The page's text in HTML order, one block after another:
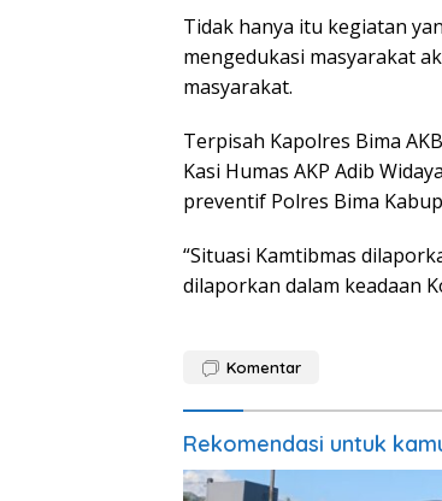
Tidak hanya itu kegiatan
mengedukasi masyarakat
masyarakat.
Terpisah Kapolres Bima
Kasi Humas AKP Adib
preventif Polres Bima
“Situasi Kamtibmas
dilaporkan dalam keadaan
Komentar
Rekomendasi untuk